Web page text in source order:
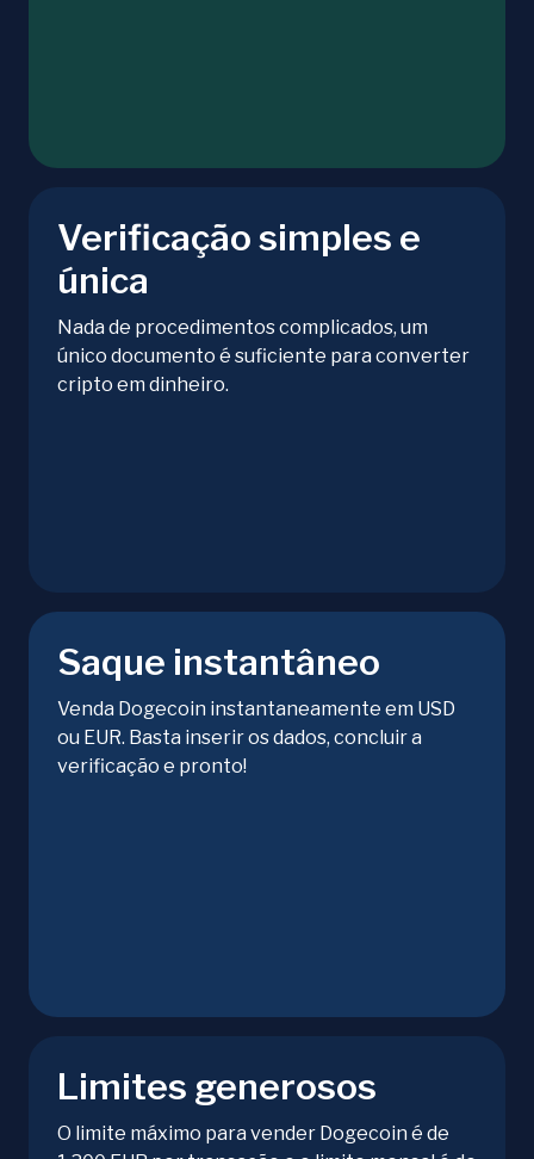
Verificação simples e
única
Nada de procedimentos complicados, um
único documento é suficiente para converter
cripto em dinheiro.
Saque instantâneo
Venda Dogecoin instantaneamente em USD
ou EUR. Basta inserir os dados, concluir a
verificação e pronto!
Limites generosos
O limite máximo para vender Dogecoin é de